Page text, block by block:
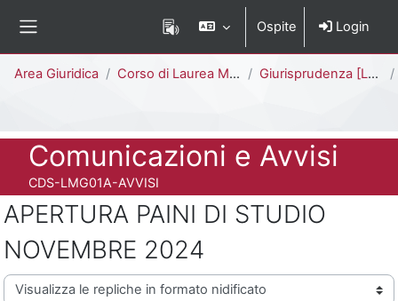
Ospite Login
Area Giuridica Corso di Laurea Magistrale a Ciclo Unico (5 anni) Giurisprudenza [LMG01A - 581]
Titolo del corso
Comunicazioni e Avvisi
Codice identificativo del corso
CDS-LMG01A-AVVISI
APERTURA PAINI DI STUDIO
NOVEMBRE 2024
Modalità visualizzazione